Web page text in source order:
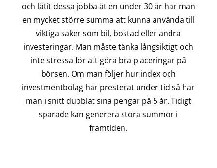
och låtit dessa jobba åt en under 30 år har man
en mycket större summa att kunna använda till
viktiga saker som bil, bostad eller andra
investeringar. Man måste tänka långsiktigt och
inte stressa för att göra bra placeringar på
börsen. Om man följer hur index och
investmentbolag har presterat under tid så har
man i snitt dubblat sina pengar på 5 år. Tidigt
sparade kan generera stora summor i
framtiden.